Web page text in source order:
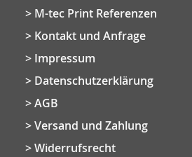
M-tec Print Referenzen
Kontakt und Anfrage
Impressum
Datenschutzerklärung
AGB
Versand und Zahlung
Widerrufsrecht